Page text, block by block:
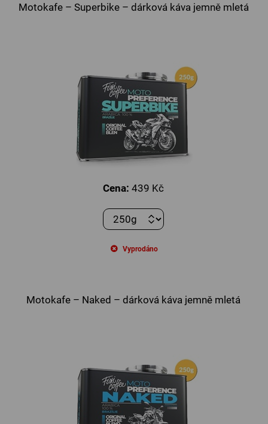
Motokafe – Superbike – dárková káva jemně mletá
Cena: 439 Kč
Vyprodáno
Motokafe – Naked – dárková káva jemně mletá